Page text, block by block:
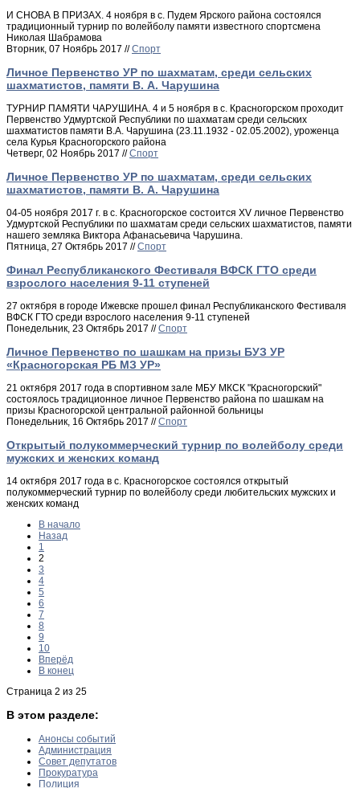
И СНОВА В ПРИЗАХ. 4 ноября в с. Пудем Ярского района состоялся
традиционный турнир по волейболу памяти известного спортсмена
Николая Шабрамова
Вторник, 07 Ноябрь 2017 //Спорт
Личное Первенство УР по шахматам, среди сельских
шахматистов, памяти В. А. Чарушина
ТУРНИР ПАМЯТИ ЧАРУШИНА. 4 и 5 ноября в с. Красногорском проходит
Первенство Удмуртской Республики по шахматам среди сельских
шахматистов памяти В.А. Чарушина (23.11.1932 - 02.05.2002), уроженца
села Курья Красногорского района
Четверг, 02 Ноябрь 2017 //Спорт
Личное Первенство УР по шахматам, среди сельских
шахматистов, памяти В. А. Чарушина
04-05 ноября 2017 г. в с. Красногорское состоится XV личное Первенство
Удмуртской Республики по шахматам среди сельских шахматистов, памяти
нашего земляка Виктора Афанасьевича Чарушина.
Пятница, 27 Октябрь 2017 //Спорт
Финал Республиканского Фестиваля ВФСК ГТО среди
взрослого населения 9-11 ступеней
27 октября в городе Ижевске прошел финал Республиканского Фестиваля
ВФСК ГТО среди взрослого населения 9-11 ступеней
Понедельник, 23 Октябрь 2017 //Спорт
Личное Первенство по шашкам на призы БУЗ УР
«Красногорская РБ МЗ УР»
21 октября 2017 года в спортивном зале МБУ МКСК "Красногорский"
состоялось традиционное личное Первенство района по шашкам на
призы Красногорской центральной районной больницы
Понедельник, 16 Октябрь 2017 //Спорт
Открытый полукоммерческий турнир по волейболу среди
мужских и женских команд
14 октября 2017 года в с. Красногорское состоялся открытый
полукоммерческий турнир по волейболу среди любительских мужских и
женских команд
В начало
Назад
1
2
3
4
5
6
7
8
9
10
Вперёд
В конец
Страница 2 из 25
В этом разделе:
Анонсы событий
Администрация
Совет депутатов
Прокуратура
Полиция